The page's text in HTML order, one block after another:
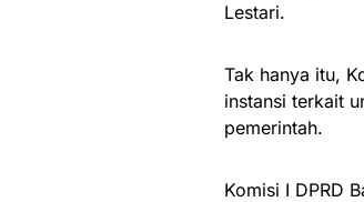
Lestari.
Tak hanya itu,
instansi terkait
pemerintah.
Komisi I DPRD